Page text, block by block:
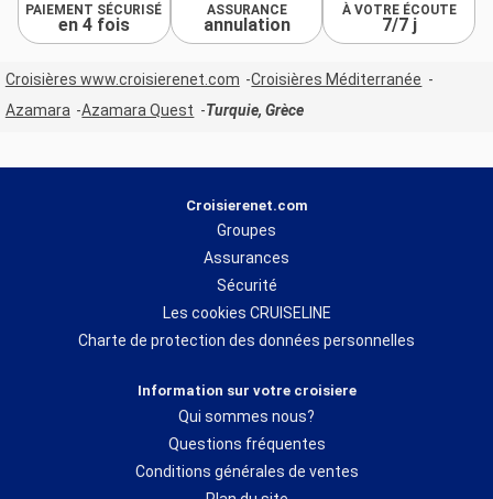
PAIEMENT SÉCURISÉ
en 4 fois
ASSURANCE
annulation
À VOTRE ÉCOUTE
7/7 j
Croisières www.croisierenet.com
Croisières Méditerranée
Azamara
Azamara Quest Turquie, Grèce
Croisierenet.com
Groupes
Assurances
Sécurité
Les cookies CRUISELINE
Charte de protection des données personnelles
Information sur votre croisiere
Qui sommes nous?
Questions fréquentes
Conditions générales de ventes